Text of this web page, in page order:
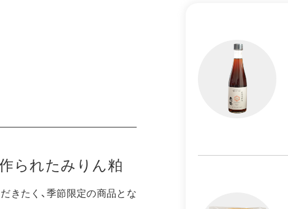
られたみりん粕
きたく、季節限定の商品とな